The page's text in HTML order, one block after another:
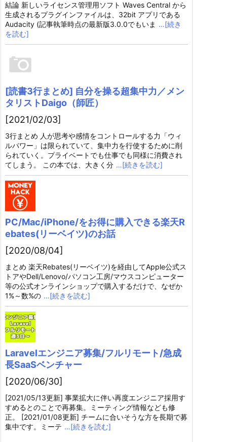
結論 新しいライセンス管理用ソフト Waves Central から
生成されるプラグインファイルは、32bit アプリである
Audacity (記事執筆時点の最新版3.0.0でもいま …[続き
を読む]
[読書3行まとめ] 自分を操る超集中力／メン
タリストDaigo（師匠）
[2021/02/03]
3行まとめ 人が思考や感情をコントロールする力「ウィ
ルパワー」は限られていて、集中力を行使するために削
られていく。プライベートでも仕事でも同様に消費され
てしまう。 この本では、大きく分 …[続きを読む]
PC/Mac/iPhone/をお得に購入できる楽天R
ebates(リーベイツ)のお話
[2020/08/04]
まとめ 楽天Rebates(リーベイツ)を経由してApple公式ス
トアやDell/Lenovo/パソコン工房/マウスコンピューター
等の公式オンラインショップで購入するだけで、なぜか
1%～数%の …[続きを読む]
Laravelエンジニア募集/フルリモート/急成
長SaaSベンチャー
[2020/06/30]
[2021/05/13更新] 事業拡大に伴い再度エンジニア採用す
すめるとのことで再募集。ミーティング情報なども修
正。 [2021/01/08更新] チームに合いそうな方を長期で募
集中です。ミーテ …[続きを読む]